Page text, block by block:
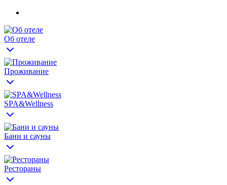
Об отеле
Проживание
SPA&Wellness
Бани и сауны
Рестораны